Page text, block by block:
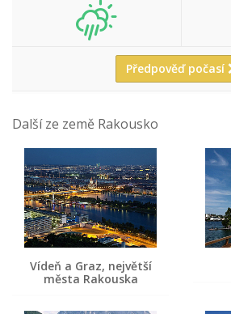
Předpověď počasí
Další ze země Rakousko
Vídeň a Graz, největší
města Rakouska